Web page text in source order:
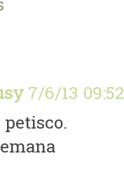
7/6/13 09:52